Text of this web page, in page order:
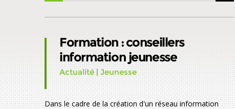
Formation : conseillers
information jeunesse
Actualité | Jeunesse
Dans le cadre de la création d'un réseau information